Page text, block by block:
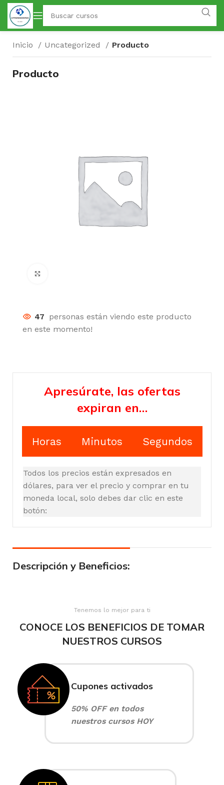
Inicio Uncategorized Producto
Producto
47 personas están viendo este producto
en este momento!
Apresúrate, las ofertas
expiran en…
Horas Minutos Segundos
Todos los precios están expresados en
dólares, para ver el precio y comprar en tu
moneda local, solo debes dar clic en este
botón:
Descripción y Beneficios:
Tenemos lo mejor para ti
CONOCE LOS BENEFICIOS DE TOMAR
NUESTROS CURSOS
Cupones activados
50% OFF en todos
nuestros cursos HOY